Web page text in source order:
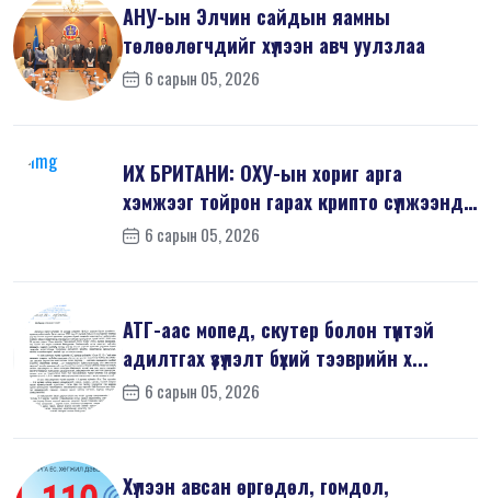
АНУ-ын Элчин сайдын яамны
төлөөлөгчдийг хүлээн авч уулзлаа
6 сарын 05, 2026
ИХ БРИТАНИ: ОХУ-ын хориг арга
хэмжээг тойрон гарах крипто сүлжээнд
хор...6 сарын 05, 2026
АТГ-аас мопед, скутер болон түүнтэй
адилтгах үзүүлэлт бүхий тээврийн х...
6 сарын 05, 2026
Хүлээн авсан өргөдөл, гомдол,